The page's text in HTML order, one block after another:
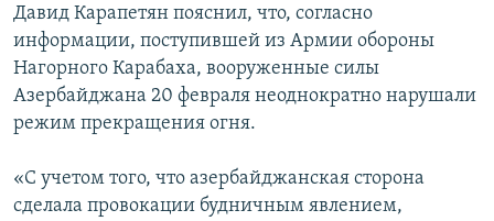
Давид Карапетян пояснил, что, согласно
информации, поступившей из Армии обороны
Нагорного Карабаха, вооруженные силы
Азербайджана 20 февраля неоднократно нарушали
режим прекращения огня.
«С учетом того, что азербайджанская сторона
сделала провокации будничным явлением,